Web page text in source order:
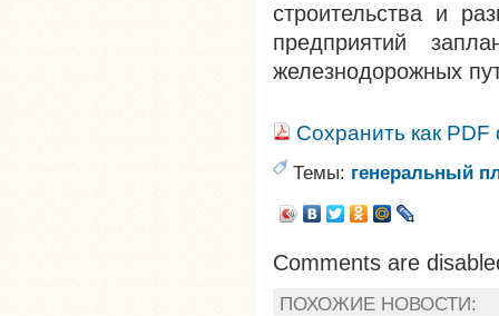
строительства и
предприятий
железнодорожных
Сохранить как
Темы: генеральный
Comments are
ПОХОЖИЕ НОВОСТИ: